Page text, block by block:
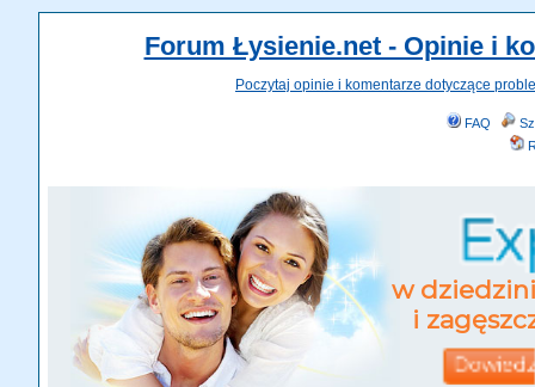
Forum Łysienie.net - Opinie i
Poczytaj opinie i komentarze dotyczące
FAQ